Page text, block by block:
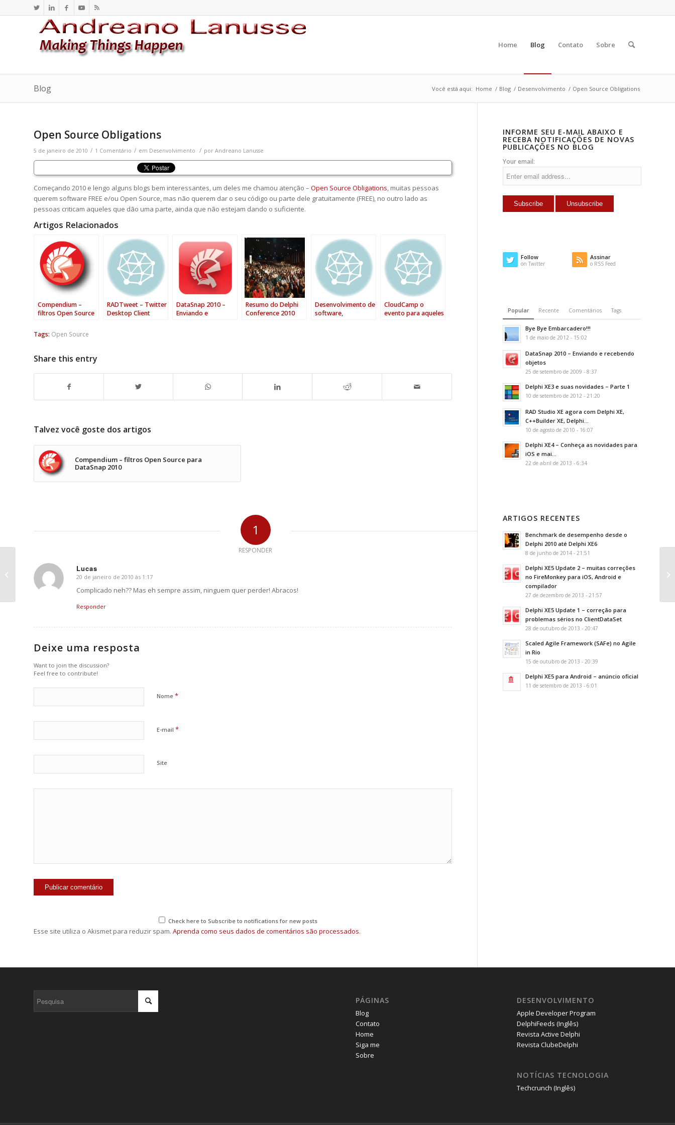
Home Blog Contato Sobre
Blog Você está aqui: Home / Blog / Desenvolvimento / Open Source Obligations
Open Source Obligations
5 de janeiro de 2010 / 1 Comentário / em Desenvolvimento / por Andreano Lanusse
Começando 2010 e lengo alguns blogs bem interessantes, um deles me chamou atenção – Open Source Obligations, muitas pessoas
querem software FREE e/ou Open Source, mas não querem dar o seu código ou parte dele gratuitamente (FREE), no outro lado as
pessoas criticam aqueles que dão uma parte, ainda que não estejam dando o suficiente.
Artigos Relacionados
Compendium –
filtros Open Source
RADTweet – Twitter
Desktop Client
DataSnap 2010 –
Enviando e
Resumo do Delphi
Conference 2010
Desenvolvimento de
software,
CloudCamp o
evento para aqueles
Tags: Open Source
Share this entry
Talvez você goste dos artigos
Compendium – filtros Open Source para
DataSnap 2010
1
RESPONDER
Lucas
says:
20 de janeiro de 2010 às 1:17
Complicado neh?? Mas eh sempre assim, ninguem quer perder! Abracos!
Responder
Deixe uma resposta
Want to join the discussion?
Feel free to contribute!
Nome *
E-mail *
Site
Check here to Subscribe to notifications for new posts
Esse site utiliza o Akismet para reduzir spam. Aprenda como seus dados de comentários são processados.
INFORME SEU E-MAIL ABAIXO E
RECEBA NOTIFICAÇÕES DE NOVAS
PUBLICAÇÕES NO BLOG
Your email:
Follow
on Twitter
Assinar
o RSS Feed
Popular Recente Comentários Tags
Bye Bye Embarcadero!!!
1 de maio de 2012 - 15:02
DataSnap 2010 – Enviando e recebendo
objetos
25 de setembro de 2009 - 8:37
Delphi XE3 e suas novidades – Parte 1
10 de setembro de 2012 - 21:20
RAD Studio XE agora com Delphi XE,
C++Builder XE, Delphi...
10 de agosto de 2010 - 16:07
Delphi XE4 – Conheça as novidades para
iOS e mai...
22 de abril de 2013 - 6:34
ARTIGOS RECENTES
Benchmark de desempenho desde o
Delphi 2010 até Delphi XE6
8 de junho de 2014 - 21:51
Delphi XE5 Update 2 – muitas correções
no FireMonkey para iOS, Android e
compilador
27 de dezembro de 2013 - 21:57
Delphi XE5 Update 1 – correção para
problemas sérios no ClientDataSet
28 de outubro de 2013 - 20:47
Scaled Agile Framework (SAFe) no Agile
in Rio
15 de outubro de 2013 - 20:39
Delphi XE5 para Android – anúncio oficial
11 de setembro de 2013 - 6:01
PÁGINAS
Blog
Contato
Home
Siga me
Sobre
DESENVOLVIMENTO
Apple Developer Program
DelphiFeeds (Inglês)
Revista Active Delphi
Revista ClubeDelphi
NOTÍCIAS TECNOLOGIA
Techcrunch (Inglês)
Como implementar Failover e Load
Balance no DataSnap 2010